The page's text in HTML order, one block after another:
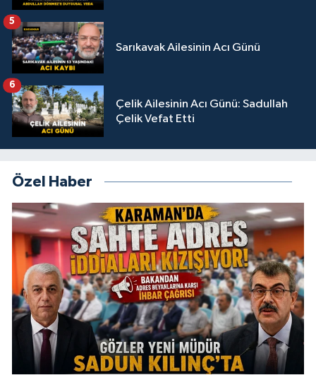
Sarıkavak Ailesinin Acı Günü
5
Çelik Ailesinin Acı Günü: Sadullah
Çelik Vefat Etti
6
Özel Haber